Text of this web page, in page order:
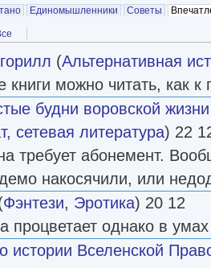
Единомышленники Советы
(Альтернативная
книги можно читать, как к
будни воровской
сетевая литература) 22
требует абонемент.
накосячили, или
Фэнтези, Эротика) 20 12
процветает однако в
истории Вселенской